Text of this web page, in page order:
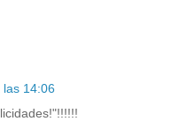
14:06